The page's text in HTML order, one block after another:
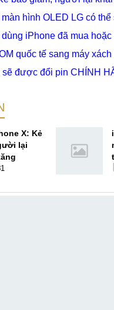
hình OLED LG có
iPhone đã mua
quốc tế sang máy
được đổi pin CHÍNH
X: Kẻ
lại